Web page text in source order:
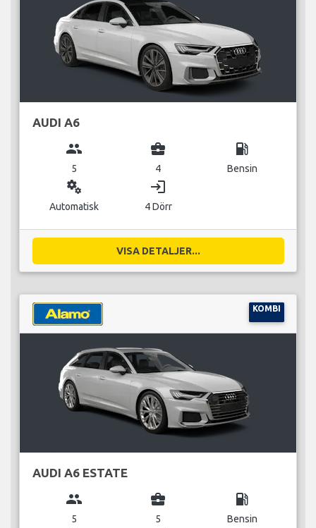
AUDI A6
group
5
business_center
4
local_gas_station
Bensin
miscellaneous_services
Automatisk
login
4 Dörr
VISA DETALJER...
KOMBI
AUDI A6 ESTATE
group
5
business_center
5
local_gas_station
Bensin